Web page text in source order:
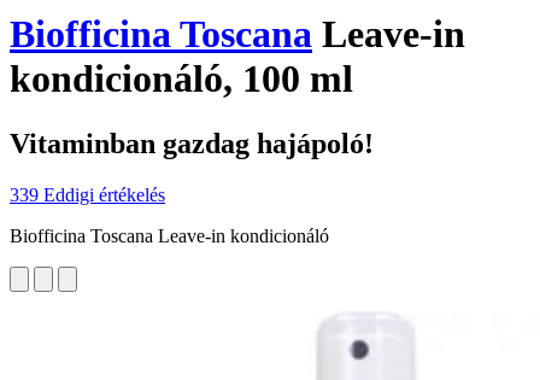
Biofficina Toscana Leave-in
kondicionáló, 100 ml
Vitaminban gazdag hajápoló!
339 Eddigi értékelés
Biofficina Toscana Leave-in kondicionáló